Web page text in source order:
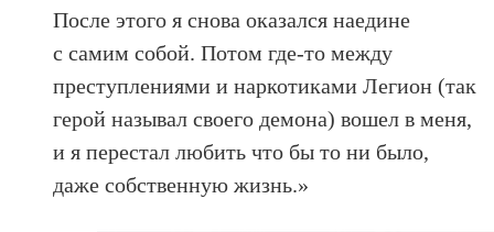
После этого я снова оказался наедине
с самим собой. Потом где-то между
преступлениями и наркотиками Легион (так
герой называл своего демона) вошел в меня,
и я перестал любить что бы то ни было,
даже собственную жизнь.»